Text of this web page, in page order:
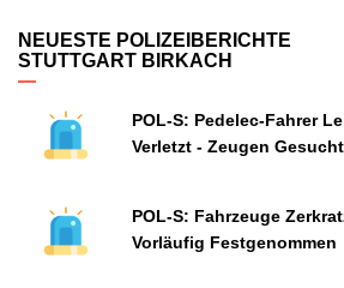
NEUESTE POLIZEIBERICHTE
STUTTGART BIRKACH
POL-S: Pedelec-Fahrer
Verletzt - Zeugen Gesucht
POL-S: Fahrzeuge
Vorläufig Festgenommen